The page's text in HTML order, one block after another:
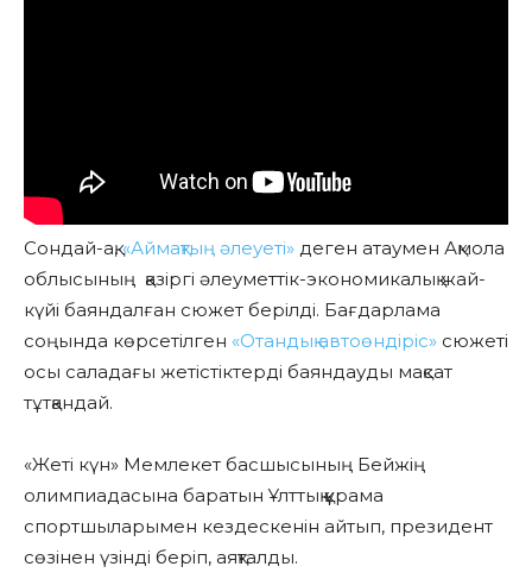
Сондай-ақ,«Аймақтың әлеуеті» деген атаумен Ақмола
облысының қазіргі әлеуметтік-экономикалық жай-
күйі баяндалған сюжет берілді. Бағдарлама
соңында көрсетілген «Отандық автоөндіріс» сюжеті
осы саладағы жетістіктерді баяндауды мақсат
тұтқандай.
«Жеті күн» Мемлекет басшысының Бейжің
олимпиадасына баратын Ұлттық құрама
спортшыларымен кездескенін айтып, президент
сөзінен үзінді беріп, аяқталды.